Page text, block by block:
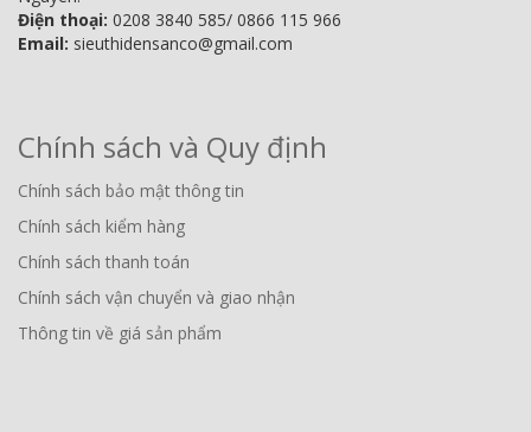
Điện thoại: 0208 3840 585/ 0866 115 966
Email: sieuthidensanco@gmail.com
Chính sách và Quy định
Chính sách bảo mật thông tin
Chính sách kiểm hàng
Chính sách thanh toán
Chính sách vận chuyển và giao nhận
Thông tin về giá sản phẩm